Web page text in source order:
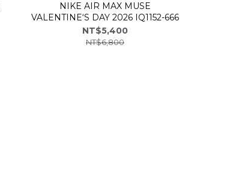
NIKE AIR MAX MUSE
VALENTINE‘S DAY 2026 IQ1152-666
NT$5,400
NT$6,800